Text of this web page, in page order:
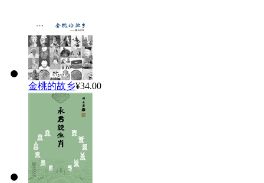
金桃的故乡¥34.00